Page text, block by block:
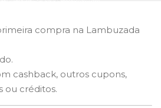
compra na Lambuzada
cashback, outros cupons,
ou créditos.